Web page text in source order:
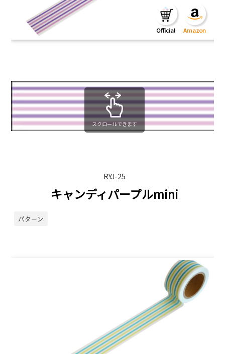
スクロールできます
RYJ-25
キャンディパープルmini
パターン